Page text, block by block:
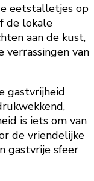
eetstalletjes op
de lokale
aan de kust,
verrassingen van
gastvrijheid
is iets om van
de vriendelijke
gastvrije sfeer